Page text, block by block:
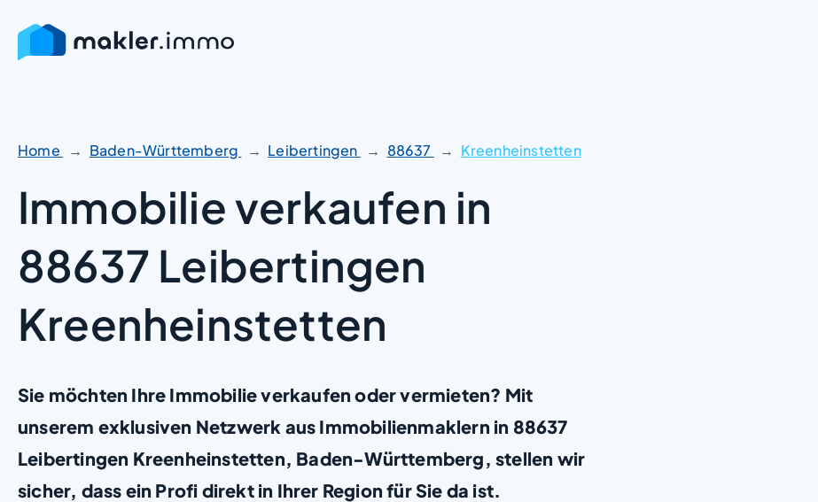
Home Baden-Württemberg Leibertingen 88637 Kreenheinstetten
Immobilie verkaufen in
88637 Leibertingen
Kreenheinstetten
Sie möchten Ihre Immobilie verkaufen oder vermieten? Mit
unserem exklusiven Netzwerk aus Immobilienmaklern in 88637
Leibertingen Kreenheinstetten, Baden-Württemberg, stellen wir
sicher, dass ein Profi direkt in Ihrer Region für Sie da ist.